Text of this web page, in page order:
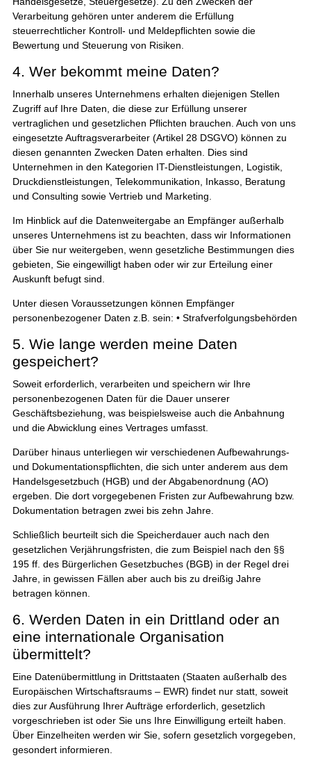
Verarbeitung gehören unter anderem die Erfüllung
steuerrechtlicher Kontroll- und Meldepflichten sowie die
Bewertung und Steuerung von Risiken.
4. Wer bekommt meine Daten?
Innerhalb unseres Unternehmens erhalten diejenigen Stellen
Zugriff auf Ihre Daten, die diese zur Erfüllung unserer
vertraglichen und gesetzlichen Pflichten brauchen. Auch von uns
eingesetzte Auftragsverarbeiter (Artikel 28 DSGVO) können zu
diesen genannten Zwecken Daten erhalten. Dies sind
Unternehmen in den Kategorien IT-Dienstleistungen, Logistik,
Druckdienstleistungen, Telekommunikation, Inkasso, Beratung
und Consulting sowie Vertrieb und Marketing.
Im Hinblick auf die Datenweitergabe an Empfänger außerhalb
unseres Unternehmens ist zu beachten, dass wir Informationen
über Sie nur weitergeben, wenn gesetzliche Bestimmungen dies
gebieten, Sie eingewilligt haben oder wir zur Erteilung einer
Auskunft befugt sind.
Unter diesen Voraussetzungen können Empfänger
personenbezogener Daten z.B. sein: • Strafverfolgungsbehörden
5. Wie lange werden meine Daten
gespeichert?
Soweit erforderlich, verarbeiten und speichern wir Ihre
personenbezogenen Daten für die Dauer unserer
Geschäftsbeziehung, was beispielsweise auch die Anbahnung
und die Abwicklung eines Vertrages umfasst.
Darüber hinaus unterliegen wir verschiedenen Aufbewahrungs-
und Dokumentationspflichten, die sich unter anderem aus dem
Handelsgesetzbuch (HGB) und der Abgabenordnung (AO)
ergeben. Die dort vorgegebenen Fristen zur Aufbewahrung bzw.
Dokumentation betragen zwei bis zehn Jahre.
Schließlich beurteilt sich die Speicherdauer auch nach den
gesetzlichen Verjährungsfristen, die zum Beispiel nach den §§
195 ff. des Bürgerlichen Gesetzbuches (BGB) in der Regel drei
Jahre, in gewissen Fällen aber auch bis zu dreißig Jahre
betragen können.
6. Werden Daten in ein Drittland oder an
eine internationale Organisation
übermittelt?
Eine Datenübermittlung in Drittstaaten (Staaten außerhalb des
Europäischen Wirtschaftsraums – EWR) findet nur statt, soweit
dies zur Ausführung Ihrer Aufträge erforderlich, gesetzlich
vorgeschrieben ist oder Sie uns Ihre Einwilligung erteilt haben.
Über Einzelheiten werden wir Sie, sofern gesetzlich vorgegeben,
gesondert informieren.